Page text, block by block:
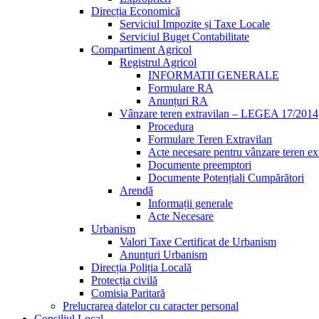
Direcția Economică
Serviciul Impozite și Taxe Locale
Serviciul Buget Contabilitate
Compartiment Agricol
Registrul Agricol
INFORMATII GENERALE
Formulare RA
Anunțuri RA
Vânzare teren extravilan – LEGEA 17/2014
Procedura
Formulare Teren Extravilan
Acte necesare pentru vânzare teren
Documente preemptori
Documente Potențiali Cumpărători
Arendă
Informații generale
Acte Necesare
Urbanism
Valori Taxe Certificat de Urbanism
Anunțuri Urbanism
Direcția Poliția Locală
Protecția civilă
Comisia Paritară
Prelucrarea datelor cu caracter personal